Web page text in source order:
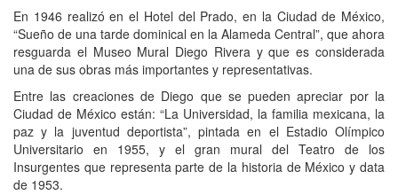
En 1946 realizó en el Hotel del Prado, en la Ciudad de México,
“Sueño de una tarde dominical en la Alameda Central”, que ahora
resguarda el Museo Mural Diego Rivera y que es considerada
una de sus obras más importantes y representativas.
Entre las creaciones de Diego que se pueden apreciar por la
Ciudad de México están: “La Universidad, la familia mexicana, la
paz y la juventud deportista”, pintada en el Estadio Olímpico
Universitario en 1955, y el gran mural del Teatro de los
Insurgentes que representa parte de la historia de México y data
de 1953.